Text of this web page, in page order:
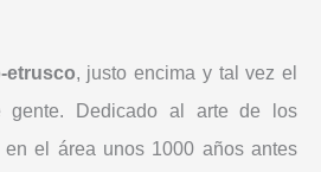
etrusco, justo encima y tal vez el
gente. Dedicado al arte de los
el área unos 1000 años antes